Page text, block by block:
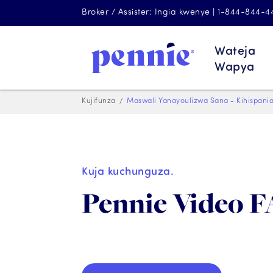
Broker / Assister: Ingia kwenye | 1-844-844-
Wateja
Wapya
Kujifunza Maswali Yanayoulizwa Sana -
Kuja kuchunguza.
Pennie Video